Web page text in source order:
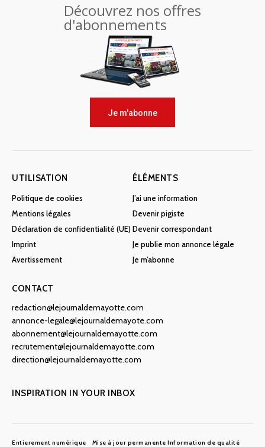
Découvrez nos offres
d'abonnements
Je m'abonne
UTILISATION
Politique de cookies
Mentions légales
Déclaration de confidentialité (UE)
Imprint
Avertissement
ÉLÉMENTS
J’ai une information
Devenir pigiste
Devenir correspondant
Je publie mon annonce légale
Je m’abonne
CONTACT
redaction@lejournaldemayotte.com
annonce-legale@lejournaldemayote.com
abonnement@lejournaldemayotte.com
recrutement@lejournaldemayotte.com
direction@lejournaldemayotte.com
INSPIRATION IN YOUR INBOX
Entierement numérique Mise à jour permanente Information de qualité